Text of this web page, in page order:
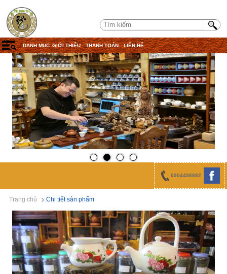
DANH MỤC GIỚI THIỆU THANH TOÁN LIÊN HỆ
0904498882
Trang chủ Chi tiết sản phẩm